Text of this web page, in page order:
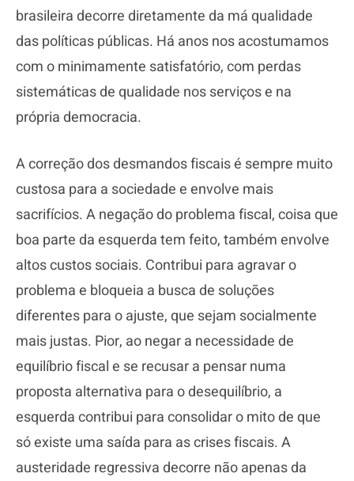
brasileira decorre diretamente da má qualidade
das políticas públicas. Há anos nos acostumamos
com o minimamente satisfatório, com perdas
sistemáticas de qualidade nos serviços e na
própria democracia.
A correção dos desmandos fiscais é sempre muito
custosa para a sociedade e envolve mais
sacrifícios. A negação do problema fiscal, coisa que
boa parte da esquerda tem feito, também envolve
altos custos sociais. Contribui para agravar o
problema e bloqueia a busca de soluções
diferentes para o ajuste, que sejam socialmente
mais justas. Pior, ao negar a necessidade de
equilíbrio fiscal e se recusar a pensar numa
proposta alternativa para o desequilíbrio, a
esquerda contribui para consolidar o mito de que
só existe uma saída para as crises fiscais. A
austeridade regressiva decorre não apenas da